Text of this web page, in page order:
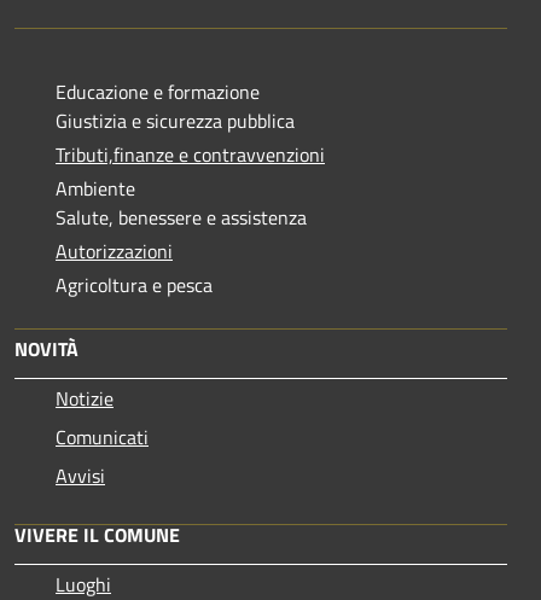
Educazione e formazione
Giustizia e sicurezza pubblica
Tributi,finanze e contravvenzioni
Ambiente
Salute, benessere e assistenza
Autorizzazioni
Agricoltura e pesca
NOVITÀ
Notizie
Comunicati
Avvisi
VIVERE IL COMUNE
Luoghi